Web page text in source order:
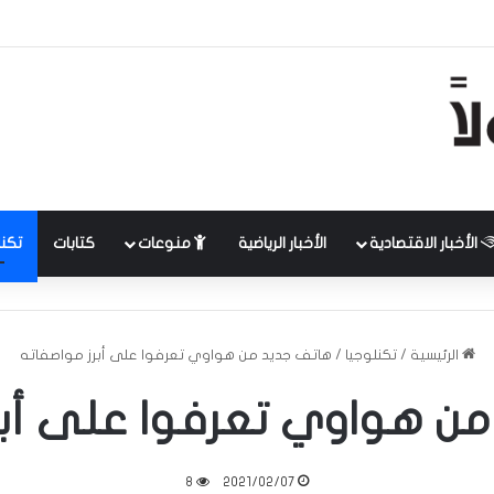
الأخبار الاقتصادية الأخبار الرياضية منوعات كتابات
الرئيسية / تكنلوجيا / هاتف جديد من هواوي تعرفوا على أبرز مواصفاته
هواوي تعرفوا على
2021/02/07
8